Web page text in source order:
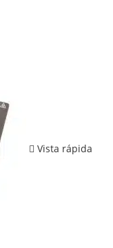
Vista rápida